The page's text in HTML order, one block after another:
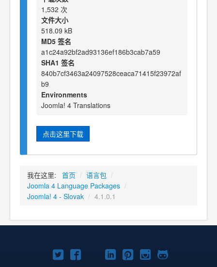
1,532 次
文件大小
518.09 kB
MD5 签名
a1c24a92bf2ad93136ef186b3cab7a59
SHA1 签名
840b7cf3463a24097528ceaca71415f23972af
b9
Environments
Joomla! 4 Translations
点击这里下载
我在这里: 首页 / 语言包 /
Joomla 4 Language Packages /
Joomla! 4 - Slovak / 4.1.0.1
TwitterFacebookYouTube
LinkedIn
Pinterest
Instagram
GitHub